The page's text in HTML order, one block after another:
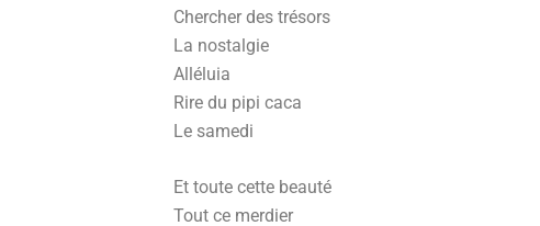
Chercher des trésors
La nostalgie
Alléluia
Rire du pipi caca
Le samedi
Et toute cette beauté
Tout ce merdier